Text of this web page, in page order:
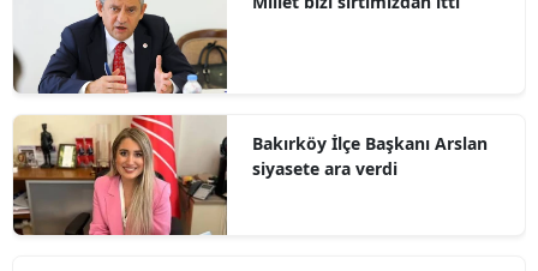
Bakırköy İlçe Başkanı Arslan
siyasete ara verdi